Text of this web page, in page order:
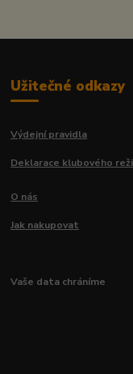
Užitečné odkazy
Výdejní pravidla
Deklarace klubového
O nás
Jak nakupovat
Vaše data